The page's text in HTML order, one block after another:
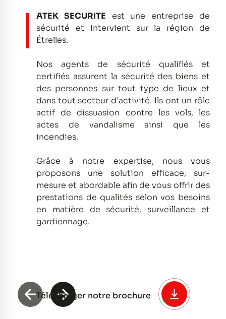
ATEK SECURITE est une entreprise de
sécurité et intervient sur la région de
Étrelles.
Nos agents de sécurité qualifiés et
certifiés assurent la sécurité des biens et
des personnes sur tout type de lieux et
dans tout secteur d'activité. Ils ont un rôle
actif de dissuasion contre les vols, les
actes de vandalisme ainsi que les
incendies.
Grâce à notre expertise, nous vous
proposons une solution efficace, sur-
mesure et abordable afin de vous offrir des
prestations de qualités selon vos besoins
en matière de sécurité, surveillance et
gardiennage.
Télécharger notre brochure